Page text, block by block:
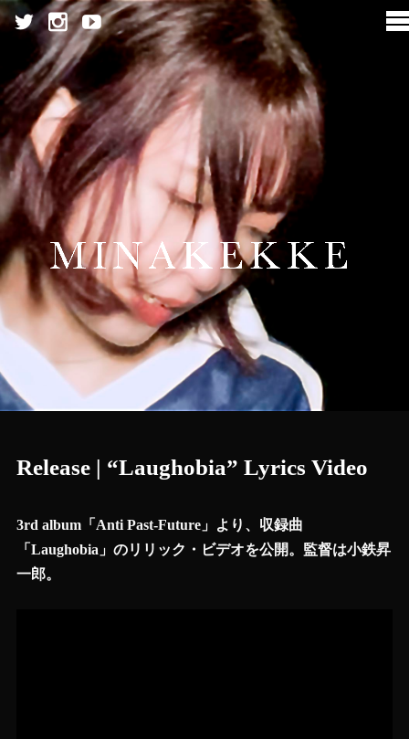
Release | “Laughobia” Lyrics Video
3rd album「Anti Past-Future」より、収録曲
「Laughobia」のリリック・ビデオを公開。監督は小鉄昇
一郎。